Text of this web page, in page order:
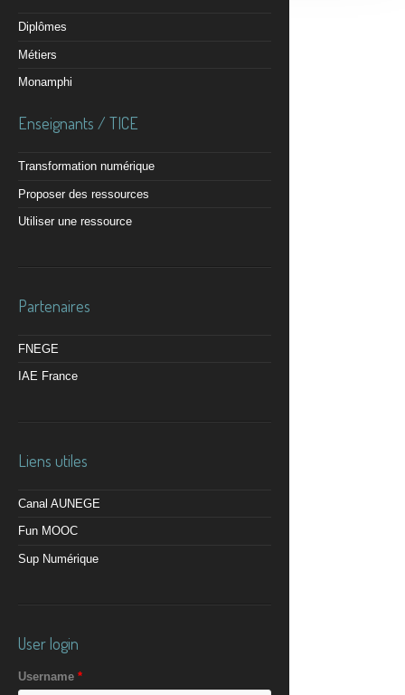
Diplômes
Métiers
Monamphi
Enseignants / TICE
Transformation numérique
Proposer des ressources
Utiliser une ressource
Partenaires
FNEGE
IAE France
Liens utiles
Canal AUNEGE
Fun MOOC
Sup Numérique
User login
Username *